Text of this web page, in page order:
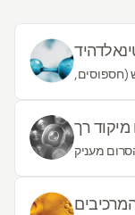
(חספוסים,
אדמומיות, קשקושים) ומספק אפקט מרגיע ל-24 שעות
מיקוד רך
את מראה הנקבוביות והקווים הדקים. הסרום מעניק
איכותיים
איפור.